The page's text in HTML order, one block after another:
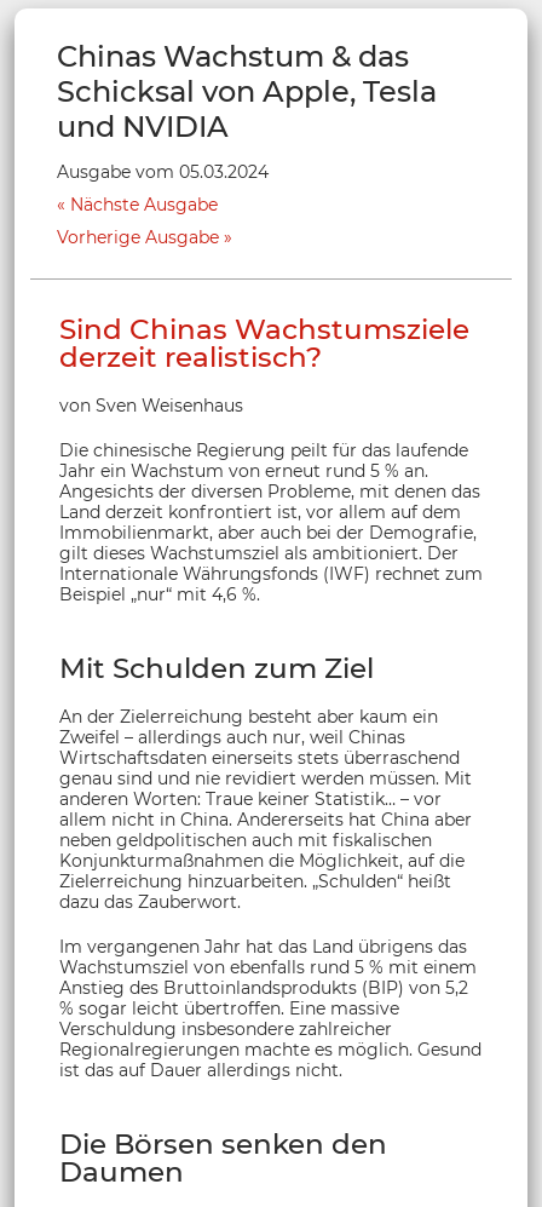
Chinas Wachstum & das
Schicksal von Apple, Tesla
und NVIDIA
Ausgabe vom 05.03.2024
Nächste Ausgabe
Vorherige Ausgabe
Sind Chinas Wachstumsziele
derzeit realistisch?
von Sven Weisenhaus
Die chinesische Regierung peilt für das laufende
Jahr ein Wachstum von erneut rund 5 % an.
Angesichts der diversen Probleme, mit denen das
Land derzeit konfrontiert ist, vor allem auf dem
Immobilienmarkt, aber auch bei der Demografie,
gilt dieses Wachstumsziel als ambitioniert. Der
Internationale Währungsfonds (IWF) rechnet zum
Beispiel „nur“ mit 4,6 %.
Mit Schulden zum Ziel
An der Zielerreichung besteht aber kaum ein
Zweifel – allerdings auch nur, weil Chinas
Wirtschaftsdaten einerseits stets überraschend
genau sind und nie revidiert werden müssen. Mit
anderen Worten: Traue keiner Statistik… – vor
allem nicht in China. Andererseits hat China aber
neben geldpolitischen auch mit fiskalischen
Konjunkturmaßnahmen die Möglichkeit, auf die
Zielerreichung hinzuarbeiten. „Schulden“ heißt
dazu das Zauberwort.
Im vergangenen Jahr hat das Land übrigens das
Wachstumsziel von ebenfalls rund 5 % mit einem
Anstieg des Bruttoinlandsprodukts (BIP) von 5,2
% sogar leicht übertroffen. Eine massive
Verschuldung insbesondere zahlreicher
Regionalregierungen machte es möglich. Gesund
ist das auf Dauer allerdings nicht.
Die Börsen senken den
Daumen